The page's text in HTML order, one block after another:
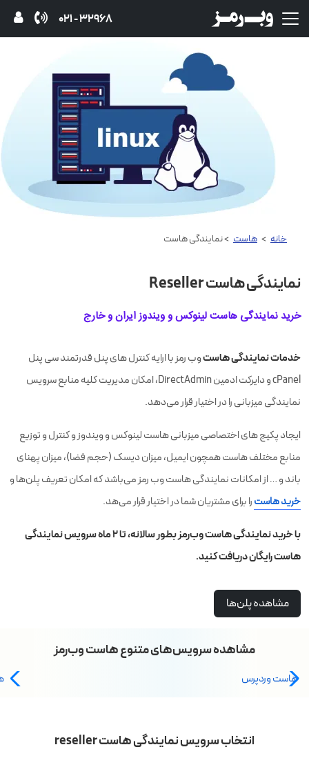
32968 - 021
خانه > هاست > نمایندگی هاست
نمایندگی هاست Reseller
خرید نمایندگی هاست لینوکس و ویندوز ایران و خارج
خدمات نمایندگی هاستوب رمز با ارایه کنترل های پنل قدرتمند سی پنل
cPanel و دایرکت ادمین DirectAdmin، امکان مدیریت کلیه منابع سرویس
نمایندگی میزبانی را در اختیار قرار می‌دهد.
ایجاد پکیج های اختصاصی میزبانی هاست لینوکس و ویندوز و کنترل و توزیع
منابع مختلف هاست همچون ایمیل، میزان دیسک (حجم فضا)، میزان پهنای
باند و … از امکانات نمایندگی هاست وب رمز می‌باشد که امکان تعریف پلن‌ها و
خرید هاسترا برای مشتریان شما در اختیار قرار می‌هد.
با خرید نمایندگی هاست وب‌رمز بطور سالانه، تا ۲ ماه سرویس نمایندگی
هاست رایگان دریافت کنید.
مشاهده پلن‌ها
مشاهده سرویس‌های متنوع هاست وب‌رمز
هاست وردپرس
انتخاب سرویس نمایندگی هاست reseller